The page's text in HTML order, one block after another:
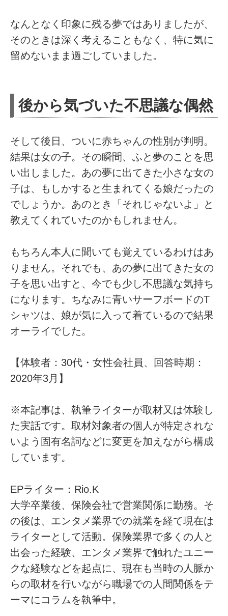
なんとなく印象に残る夢ではありましたが、
そのときは深く考えることもなく、特に気に
留めないまま過ごしていました。
後から気づいた不思議な偶然
そして後日、ついに赤ちゃんの性別が判明。
結果は女の子。その瞬間、ふと夢のことを思
い出しました。あの夢に出てきた小さな女の
子は、もしかすると生まれてくる娘だったの
でしょうか。あのとき「それじゃないよ」と
教えてくれていたのかもしれません。
もちろん本人に聞いても覚えているわけはあ
りません。それでも、あの夢に出てきた女の
子を思い出すと、今でも少し不思議な気持ち
になります。ちなみに青いサーフボードのT
シャツは、娘が気に入って着ているので結果
オーライでした。
【体験者：30代・女性会社員、回答時期：
2020年3月】
※本記事は、執筆ライターが取材又は体験し
た実話です。取材対象者の個人が特定されな
いよう固有名詞などに変更を加えながら構成
しています。
EPライター：Rio.K
大学卒業後、保険会社で営業関係に勤務。そ
の後は、エンタメ業界での就業を経て現在は
ライターとして活動。保険業界で多くの人と
出会った経験、エンタメ業界で触れたユニー
クな経験などを起点に、現在も当時の人脈か
らの取材を行いながら職場での人間関係をテ
ーマにコラムを執筆中。